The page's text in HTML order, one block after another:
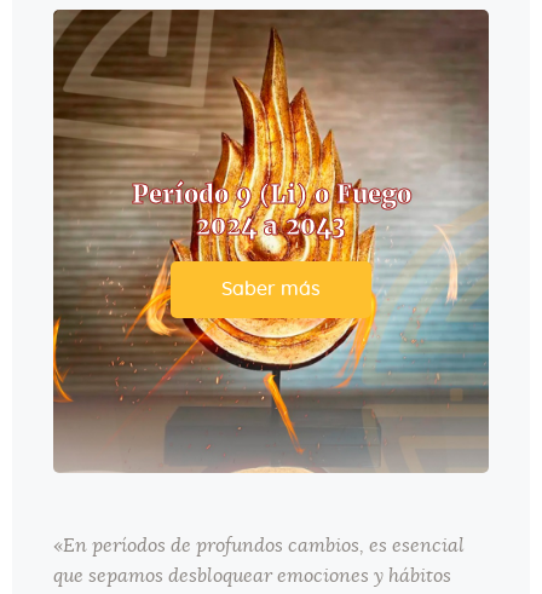
Período 9 (Li) o Fuego
2024 a 2043
Saber más
«En períodos de profundos cambios, es esencial
que sepamos desbloquear emociones y hábitos